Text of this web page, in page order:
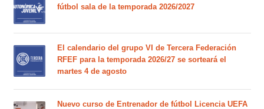
fútbol sala de la temporada 2026/2027
El calendario del grupo VI de Tercera Federación
RFEF para la temporada 2026/27 se sorteará el
martes 4 de agosto
Nuevo curso de Entrenador de fútbol Licencia UEFA